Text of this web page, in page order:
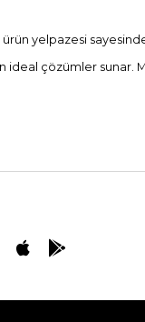
ürün yelpazesi
ideal çözümler sunar.